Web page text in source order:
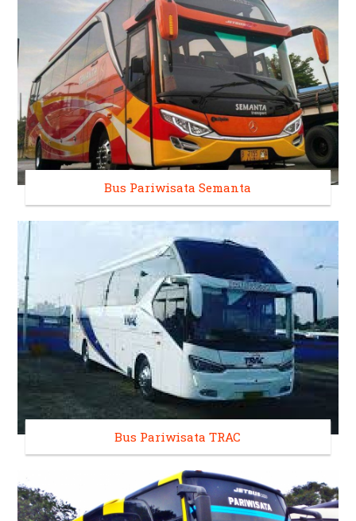
Bus Pariwisata Semanta
Bus Pariwisata TRAC